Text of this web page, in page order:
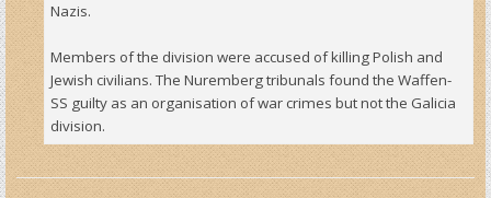
Nazis.
Members of the division were accused of killing Polish and
Jewish civilians. The Nuremberg tribunals found the Waffen-
SS guilty as an organisation of war crimes but not the Galicia
division.